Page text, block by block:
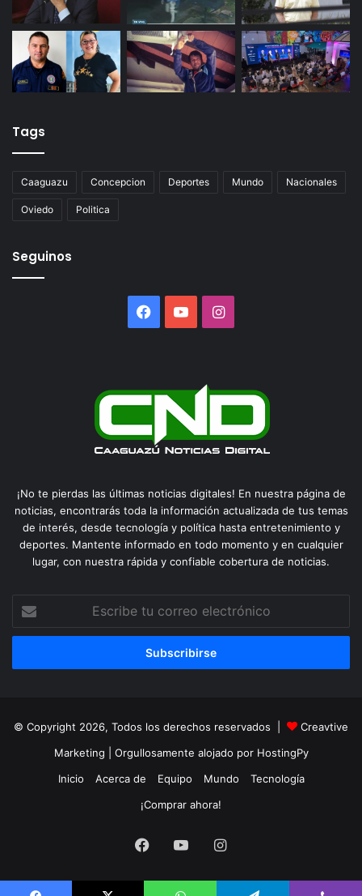
Tags
Caaguazu Concepcion Deportes Mundo Nacionales
Oviedo Politica
Seguinos
Facebook
YouTubeInstagram
¡No te pierdas las últimas noticias digitales! En nuestra página de
noticias, encontrarás toda la información actualizada de tus temas
de interés, desde tecnología y política hasta entretenimiento y
deportes. Mantente informado en todo momento y en cualquier
lugar, con nuestra rápida y confiable cobertura de noticias.
correo
© Copyright 2026, Todos los derechos reservados |
Creavtive
Marketing | Orgullosamente alojado por HostingPy
Inicio
Acerca de Equipo Mundo
Tecnología
¡Comprar ahora!
Facebook
YouTubeInstagram